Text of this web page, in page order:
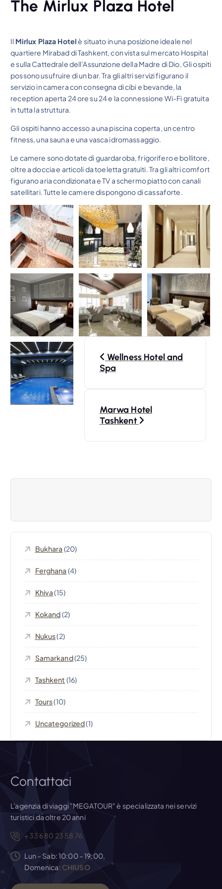
The Mirlux Plaza Hotel
Il Mirlux Plaza Hotelè situato in una posizione ideale nel
quartiere Mirabad di Tashkent, con vista sul mercato Hospital
e sulla Cattedrale dell’Assunzione della Madre di Dio. Gli ospiti
possono usufruire di un bar. Tra gli altri servizi figurano il
servizio in camera con consegna di cibi e bevande, la
reception aperta 24 ore su 24 e la connessione Wi-Fi gratuita
in tutta la struttura.
Gli ospiti hanno accesso a una piscina coperta, un centro
fitness, una sauna e una vasca idromassaggio.
Le camere sono dotate di guardaroba, frigorifero e bollitore,
oltre a doccia e articoli da toeletta gratuiti. Tra gli altri comfort
figurano aria condizionata e TV a schermo piatto con canali
satellitari. Tutte le camere dispongono di cassaforte.
i
t
o
Wellness Hotel and
Spa
Marwa Hotel
Tashkent
Bukhara (20)
Ferghana (4)
Khiva(15)
Kokand(2)
Nukus(2)
Samarkand(25)
Tashkent (16)
Tours(10)
Uncategorized(1)
Contattaci
L'agenzia di viaggi "MEGATOUR" è specializzata nei servizi
turistici da oltre 20 anni
+33 6 80 23 58 76
Lun – Sab: 10:00 – 19:00,
Domenica: CHIUSO